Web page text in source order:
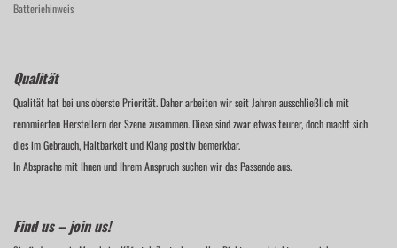
Batteriehinweis
Qualität
Qualität hat bei uns oberste Priorität. Daher arbeiten wir seit Jahren ausschließlich mit
renomierten Herstellern der Szene zusammen. Diese sind zwar etwas teurer, doch macht sich
dies im Gebrauch, Haltbarkeit und Klang positiv bemerkbar.
In Absprache mit Ihnen und Ihrem Anspruch suchen wir das Passende aus.
Find us – join us!